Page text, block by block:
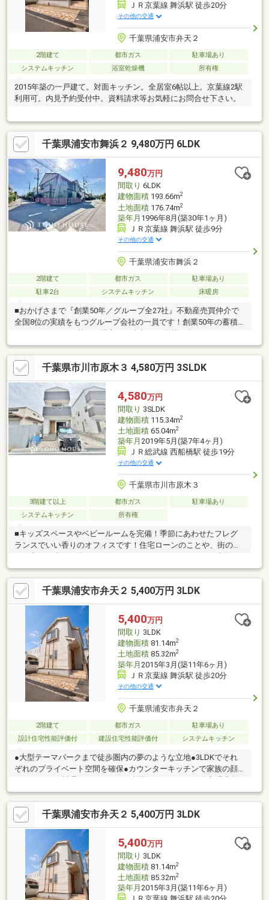
ＪＲ京葉線 舞浜駅 徒歩20分
その他の交通
千葉県浦安市弁天２
2階建て 都市ガス
駐車場あり
システムキッチン
浴室乾燥機 所有権
2015年築の一戸建て。対面キッチン。全居室6帖以上。京葉線2駅
利用可。内見予約受付中。資料請求等お気軽にお問合せ下さい。
千葉県浦安市舞浜２ 9,480万円 6LDK
9,480万円
間取り 6LDK
建物面積193.66m2
土地面積176.74m2
築年月 1996年8月(築30年1ヶ月)
ＪＲ京葉線 舞浜駅 徒歩9分
その他の交通
千葉県浦安市舞浜２
2階建て 都市ガス
駐車場あり
駐車2台
システムキッチン 床暖房
■おかげさまで『創業50年／グループ全27社』不動産売買仲介で
全国8位の実績をもつグループ会社の一員です！創業50年の蓄積
致します！■独自のFP相談【未来カレンダー】住宅購入の資金計
画は未来を見据えて立てなければいけません。漠然とした不安や
悩みを『見える化』して幸せな未来へのスタートを切りましょ
う。■業界初の無料アフターサポート【TOHO HOUSE CLUB】
『住まい』のご購入はゴールではなくスタートです。お客様の
『住まい』と『暮らし』の安心と安全を守るサービスを全て無料
で提供してます。お気軽にお問合せ下さい！
千葉県市川市原木３ 4,580万円 3SLDK
4,580万円
間取り 3SLDK
建物面積115.34m2
土地面積65.04m2
築年月 2019年5月(築7年4ヶ月)
ＪＲ総武線 西船橋駅 徒歩19分
その他の交通
千葉県市川市原木３
3階建て以上 都市ガス
駐車場あり
システムキッチン
所有権
■キッズスペースやベビールームを完備！季節にあわせたフレグ
ランスでいい香りのオフィスです！住宅ローンのことや、街のこ
FP相談【未来カレンダー】住宅購入の資金計画は未来を見据えて
立てなければいけません。漠然とした不安や悩みを『見える化』
して幸せな未来へのスタートを切りましょう。■業界初の無料ア
フターサポート【TOHO HOUSE CLUB】『住まい』のご購入はゴ
ールではなくスタートです。お客様の『住まい』と『暮らし』の
安心と安全を守るサービスを全て無料で提供しています。詳細は
お気軽にお問合せ下さい！
千葉県浦安市弁天２ 5,400万円 3LDK
5,400万円
間取り 3LDK
建物面積81.14m2
土地面積85.32m2
築年月 2015年3月(築11年6ヶ月)
ＪＲ京葉線 舞浜駅 徒歩20分
その他の交通
千葉県浦安市弁天２
2階建て 都市ガス
駐車場あり
設計住宅性能評価付
建設住宅性能評価付 システムキッチン
●大型テーマパークまで徒歩圏内の夢のような立地●3LDKでそれ
ぞれのプライベート空間を確保●カウンターキッチンで家族の顔
燥機などうれしい設備が充実●おうち時間が充実する、心地よい
ウッドデッキスペース●窓が多く明るい空間、２階にバルコニー
あり、南東向き●各居室に収納を完備、スッキリ暮らせる空間設
計●嬉しいカースペース有！（普通乗用車1台分）●都市ガス・公
営水道・本下水の安心ライフライン設備●車通りが少なく、安心
感のあるロケーション●落ち着いた住環境に位置し、子育て世帯
にもおすすめの住環境
千葉県浦安市弁天２ 5,400万円 3LDK
5,400万円
間取り 3LDK
建物面積81.14m2
土地面積85.32m2
築年月 2015年3月(築11年6ヶ月)